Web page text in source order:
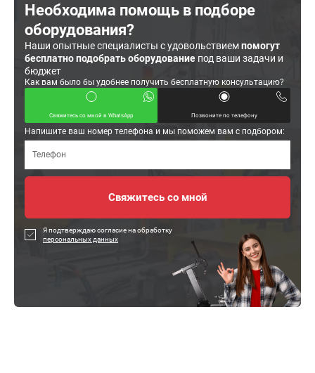
Необходима помощь в подборе
оборудования?
Наши опытные специалисты с удовольствиемпомогут
бесплатно подобрать оборудование под ваши задачи и
бюджет
Как вам было бы удобнее получить бесплатную консультацию?
Свяжитесь со мной в WhatsApp Позвоните по телефону
Напишите ваш номер телефона и мы поможем вам с подбором:
Я подтверждаю согласие на обработку
персональных данных